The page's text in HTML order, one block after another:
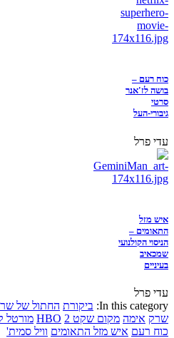
כוח רעם –
בושה לז'אנר
סרטי
גיבורי-העל
עדי פרל
איש מזל
התאומים –
הניסוי הקולנועי
שמכאיב
בעיניים
עדי פרל
In this category: ביקורת החתול של שרק 2: משאלה אחת
שרק אימה מקום שקט 2 HBO מורטל
כוח רעם איש מזל התאומים וויל סמית'